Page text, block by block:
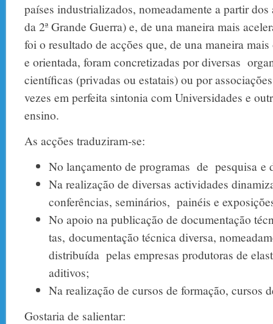
países industrializados, nomeadamente a partir
da 2ª Grande Guerra) e, de una maneira mais
foi o resultado de acções que, de una maneira
e orientada, foram concretizadas por diversas
científicas (privadas ou estatais) ou por
vezes em perfeita sintonia com Universidades e
ensino.
As acções traduziram-se:
No lançamento de programas de pesquisa e
Na realização de diversas actividades
conferências, seminários, painéis e
No apoio na publicação de documentação
tas, documentação técnica diversa,
distribuída pelas empresas produtoras de
aditivos;
Na realização de cursos de formação, cursos
Gostaria de salientar: